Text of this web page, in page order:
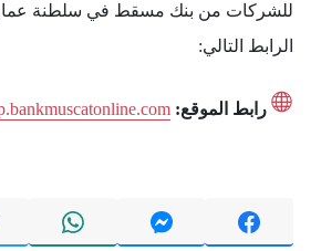
للشركات من بنك مسقط في سلطنة
الرابط التالي:
رابط الموقع: